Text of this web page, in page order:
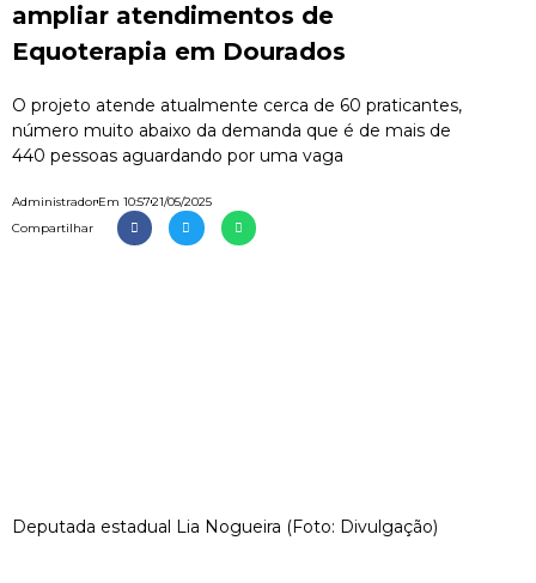
ampliar atendimentos de
Equoterapia em Dourados
O projeto atende atualmente cerca de 60 praticantes,
número muito abaixo da demanda que é de mais de
440 pessoas aguardando por uma vaga
AdministradorEm 10:5721/05/2025
Compartilhar
Deputada estadual Lia Nogueira (Foto: Divulgação)